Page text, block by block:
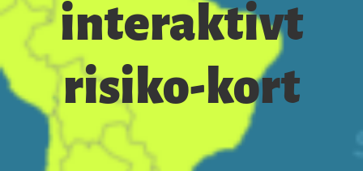
interaktivt
risiko-kort